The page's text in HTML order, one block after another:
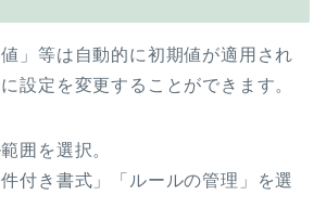
」等は自動的に初期値が適用され
設定を変更することができます。
囲を選択。
付き書式」「ルールの管理」を選